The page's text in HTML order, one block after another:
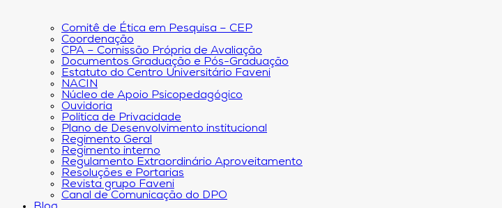
Comitê de Ética em Pesquisa – CEP
Coordenação
CPA – Comissão Própria de Avaliação
Documentos Graduação e Pós-Graduação
Estatuto do Centro Universitário Faveni
NACIN
Núcleo de Apoio Psicopedagógico
Ouvidoria
Política de Privacidade
Plano de Desenvolvimento institucional
Regimento Geral
Regimento interno
Regulamento Extraordinário Aproveitamento
Resoluções e Portarias
Revista grupo Faveni
Canal de Comunicação do DPO